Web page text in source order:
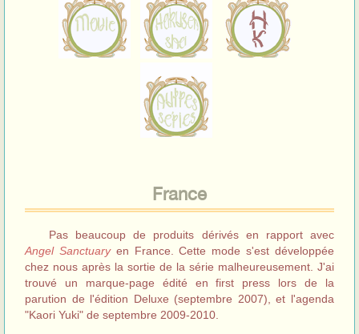
France
Pas beaucoup de produits dérivés en rapport avec
Angel Sanctuaryen France. Cette mode s'est développée
chez nous après la sortie de la série malheureusement. J'ai
trouvé un marque-page édité en first press lors de la
parution de l'édition Deluxe (septembre 2007), et l'agenda
"Kaori Yuki" de septembre 2009-2010.